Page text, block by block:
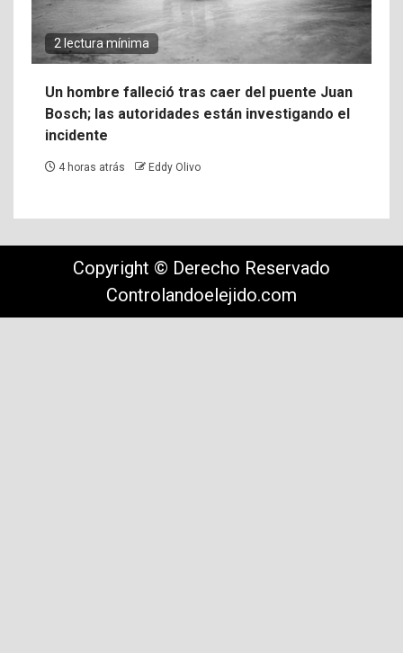
2 lectura mínima
Un hombre falleció tras caer del puente Juan
Bosch; las autoridades están investigando el
incidente
4 horas atrás Eddy Olivo
Copyright © Derecho Reservado
Controlandoelejido.com